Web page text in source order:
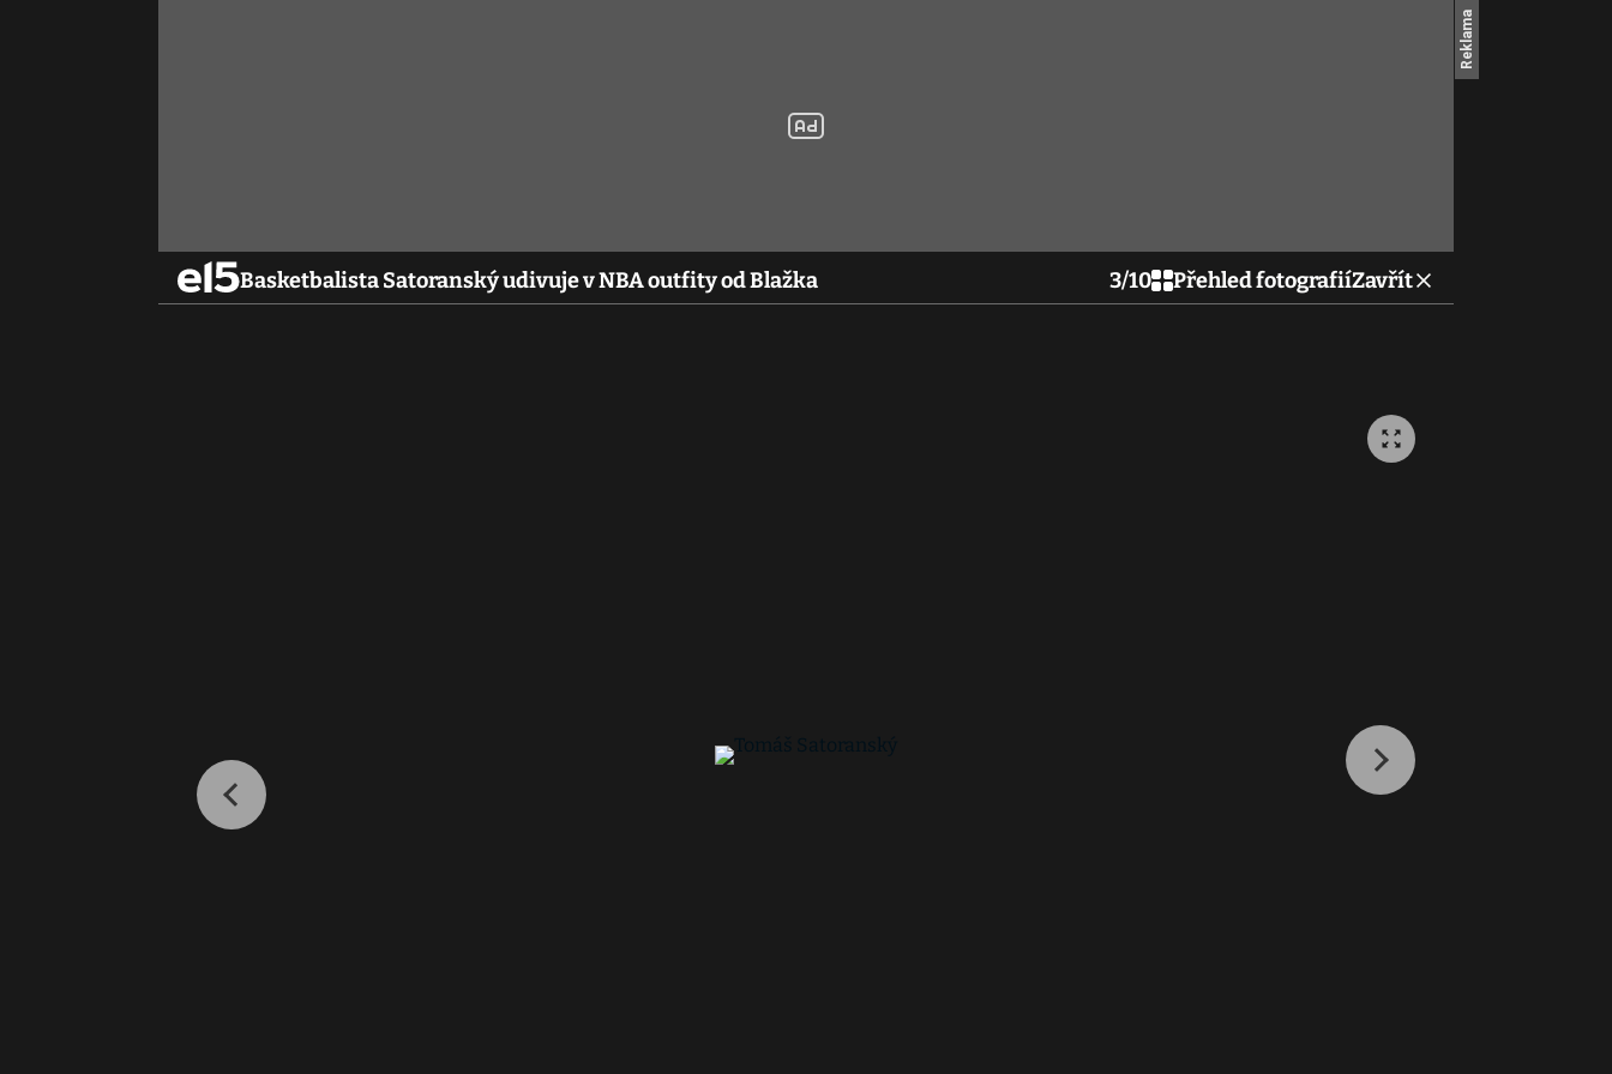
Basketbalista Satoranský udivuje v NBA outfity od Blažka 3/10 Přehled fotografiíZavřít